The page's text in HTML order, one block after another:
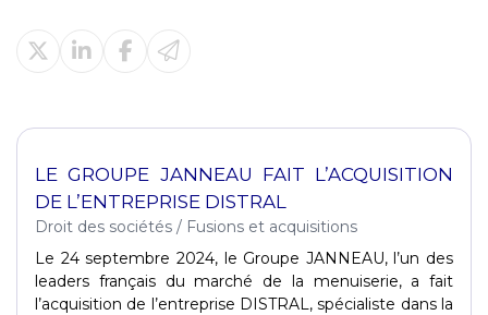
LE GROUPE JANNEAU FAIT L’ACQUISITION
DE L’ENTREPRISE DISTRAL
Droit des sociétés / Fusions et acquisitions
Le 24 septembre 2024, le Groupe JANNEAU, l’un des
leaders français du marché de la menuiserie, a fait
l’acquisition de l’entreprise DISTRAL, spécialiste dans la